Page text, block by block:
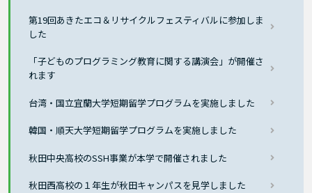
第19回あきたエコ＆リサイクルフェスティバルに参加しま
した
「子どものプログラミング教育に関する講演会」が開催さ
れます
台湾・国立宜蘭大学短期留学プログラムを実施しました
韓国・順天大学短期留学プログラムを実施しました
秋田中央高校のSSH事業が本学で開催されました
秋田西高校の１年生が秋田キャンパスを見学しました